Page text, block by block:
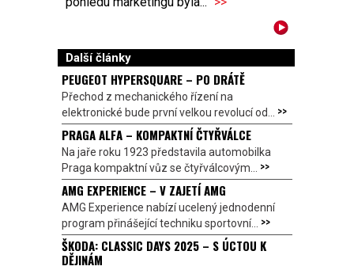
Další články
PEUGEOT HYPERSQUARE – PO DRÁTĚ
Přechod z mechanického řízení na
elektronické bude první velkou revolucí od... >>
PRAGA ALFA – KOMPAKTNÍ ČTYŘVÁLCE
Na jaře roku 1923 představila automobilka
Praga kompaktní vůz se čtyřválcovým... >>
AMG EXPERIENCE – V ZAJETÍ AMG
AMG Experience nabízí ucelený jednodenní
program přinášející techniku sportovní... >>
ŠKODA: CLASSIC DAYS 2025 – S ÚCTOU K
DĚJINÁM